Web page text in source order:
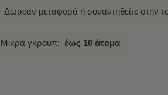
Δωρεάν μεταφορά ή συναντηθείτε στην
Μικρά γκρουπ: έως 10 άτομα